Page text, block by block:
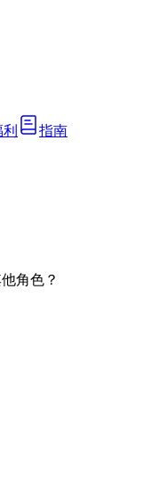
指南
角色？